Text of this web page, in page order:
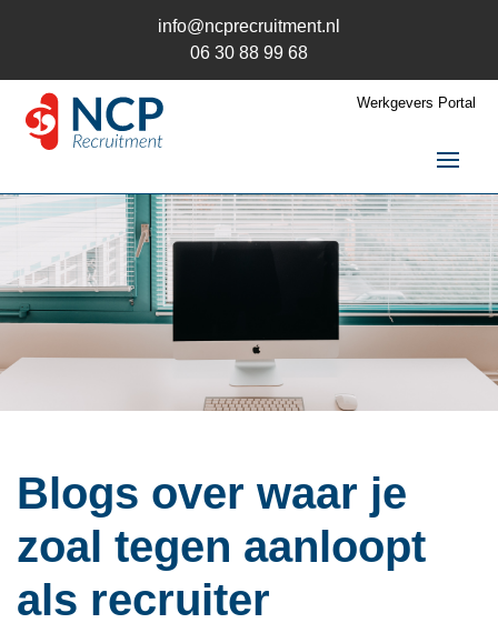
info@ncprecruitment.nl
06 30 88 99 68
Werkgevers Portal
Home
Vacatures
Recruitment uitbesteden
Recruitment Wervingsmix
Recruitment en AVG
Kandidaten
Over NCP Recruitment:
Over NCP Recruitment:
Contact
Blogs over waar je
zoal tegen aanloopt
als recruiter